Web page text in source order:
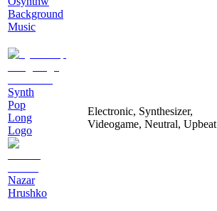
Background
Music
Synth
Pop
Long
Logo
Nazar
Hrushko
Electronic, Synthesizer,
Videogame, Neutral, Upbeat